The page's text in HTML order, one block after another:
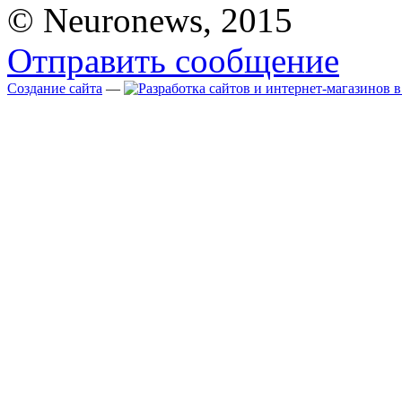
© Neuronews, 2015
Отправить сообщение
Создание сайта —